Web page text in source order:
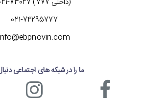
021-74295777
ما را در شبکه های اجتماعی